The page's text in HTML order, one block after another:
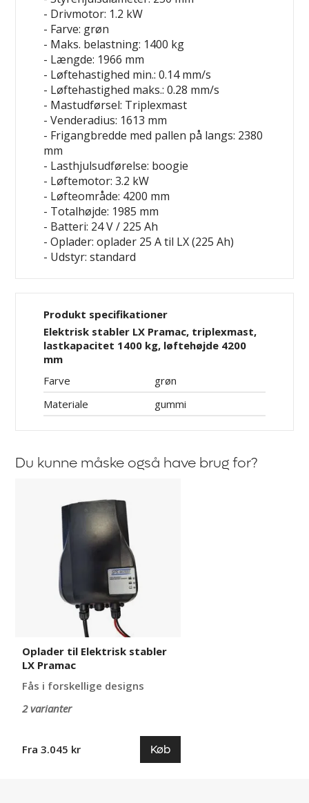
- Drivmotor: 1.2 kW
- Farve: grøn
- Maks. belastning: 1400 kg
- Længde: 1966 mm
- Løftehastighed min.: 0.14 mm/s
- Løftehastighed maks.: 0.28 mm/s
- Mastudførsel: Triplexmast
- Venderadius: 1613 mm
- Frigangbredde med pallen på langs: 2380
mm
- Lasthjulsudførelse: boogie
- Løftemotor: 3.2 kW
- Løfteområde: 4200 mm
- Totalhøjde: 1985 mm
- Batteri: 24 V / 225 Ah
- Oplader: oplader 25 A til LX (225 Ah)
- Udstyr: standard
Produkt specifikationer
Elektrisk stabler LX Pramac, triplexmast,
lastkapacitet 1400 kg, løftehøjde 4200
mm
Farve
grøn
Materiale
gummi
Du kunne måske også have brug for?
Elektrisk
Pramac
Oplader til Elektrisk stabler
LX Pramac
Fås i forskellige designs
2 varianter
Fra 3.045 kr Køb